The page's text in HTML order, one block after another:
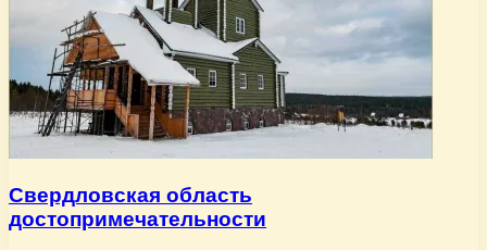
Свердловская область
достопримечательности